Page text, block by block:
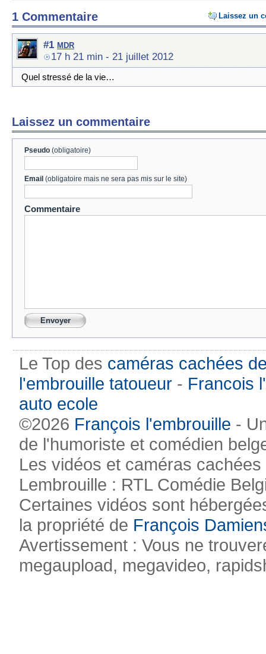
Laissez un
1 Commentaire
#1 mdr
17 h 21 min - 21 juillet 2012
Quel stressé de la vie…
Laissez un commentaire
Pseudo (obligatoire)
Email (obligatoire mais ne sera pas mis sur le site)
Commentaire
Le Top des caméras cachées
l'embrouille tatoueur - Francois
auto ecole
©2026 François l'embrouille -
de l'humoriste et comédien
Les vidéos et caméras
Lembrouille : RTL Comédie
Certaines vidéos sont
la propriété de François
Avertissement : Vous ne
megaupload, megavideo,